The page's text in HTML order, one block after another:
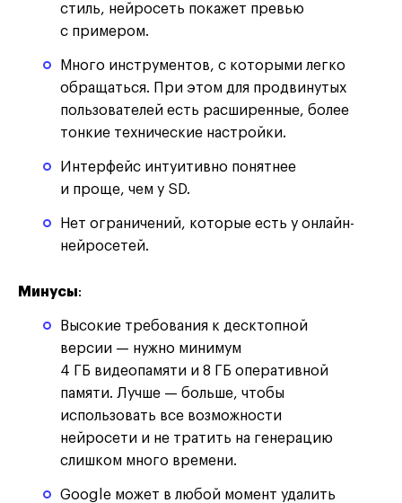
стиль, нейросеть покажет превью
с примером.
Много инструментов, с которыми легко
обращаться. При этом для продвинутых
пользователей есть расширенные, более
тонкие технические настройки.
Интерфейс интуитивно понятнее
и проще, чем у SD.
Нет ограничений, которые есть у онлайн-
нейросетей.
Минусы:
Высокие требования к десктопной
версии — нужно минимум
4 ГБ видеопамяти и 8 ГБ оперативной
памяти. Лучше — больше, чтобы
использовать все возможности
нейросети и не тратить на генерацию
слишком много времени.
Google может в любой момент удалить